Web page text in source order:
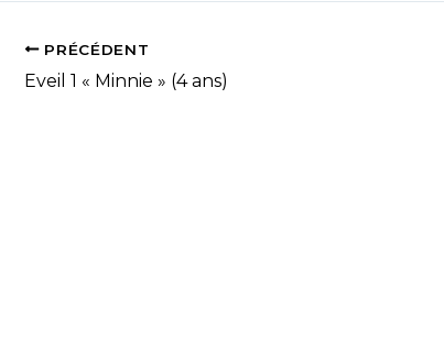
PRÉCÉDENT
Eveil 1 « Minnie » (4 ans)